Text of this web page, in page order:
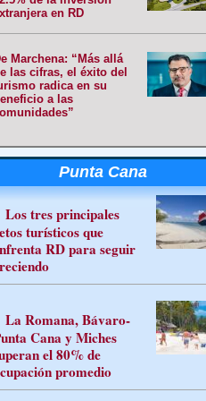
en RD
Marchena: “Más allá
las cifras, el éxito del
radica en su
a las
Punta Cana
Los tres principales
turísticos que
RD para seguir
La Romana, Bávaro-
Cana y Miches
el 80% de
promedio